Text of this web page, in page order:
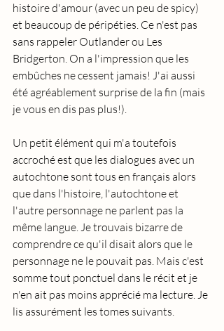
histoire d'amour (avec un peu de spicy)
et beaucoup de péripéties. Ce n'est pas
sans rappeler Outlander ou Les
Bridgerton. On a l'impression que les
embûches ne cessent jamais! J'ai aussi
été agréablement surprise de la fin (mais
je vous en dis pas plus!).
Un petit élément qui m'a toutefois
accroché est que les dialogues avec un
autochtone sont tous en français alors
que dans l'histoire, l'autochtone et
l'autre personnage ne parlent pas la
même langue. Je trouvais bizarre de
comprendre ce qu'il disait alors que le
personnage ne le pouvait pas. Mais c'est
somme tout ponctuel dans le récit et je
n'en ait pas moins apprécié ma lecture. Je
lis assurément les tomes suivants.